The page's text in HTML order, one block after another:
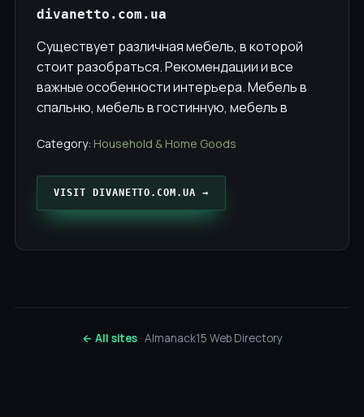
divanetto.com.ua
Существует различная мебель, в которой
стоит разобраться. Рекомендации и все
важные особенности интерьера. Мебель в
спальню, мебель в гостинную, мебель в
Category: Household & Home Goods
VISIT DIVANETTO.COM.UA →
← All sites· Almanack15 Web Directory